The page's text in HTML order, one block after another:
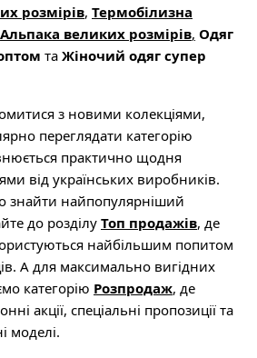
розмірів, Термобілизна
Альпака великих розмірів, Одяг
та Жіночий одяг супер
з новими колекціями,
переглядати категорію
практично щодня
від українських виробників.
знайти найпопулярніший
до розділу Топ продажів, де
найбільшим попитом
А для максимально вигідних
категорію Розпродаж, де
акції, спеціальні пропозиції та
моделі.